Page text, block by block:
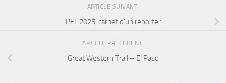
ARTICLE SUIVANT
PEL 2025, carnet d’un reporter
ARTICLE PRÉCÉDENT
Great Western Trail – El Paso